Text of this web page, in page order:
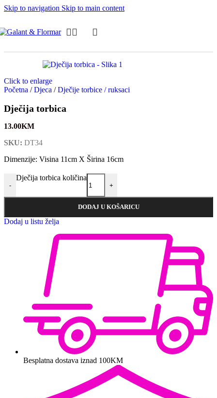
Skip to navigation Skip to main content
Click to enlarge
Početna / Djeca / Dječije torbice / ruksaci
Dječija torbica
13.00KM
SKU: DT34
Dimenzije: Visina 11cm X Širina 16cm
-
Dječija torbica količina
+
DODAJ U KOŠARICU
Dodaj u listu želja
Besplatna dostava iznad 100KM